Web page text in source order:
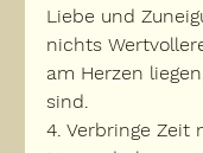
Liebe und
nichts
am Herzen
sind.
4. Verbringe